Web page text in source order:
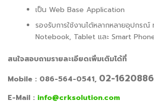
เป็น Web Base Application
รองรับการใช้งานได้หลากหลายอุปกร
Notebook, Tablet และ Smart
สนใจสอบถามรายละเอียดเพิ่มเติมได้ที่
Mobile : 086-564-0541, 02-1620886
E-Mail : info@crksolution.com